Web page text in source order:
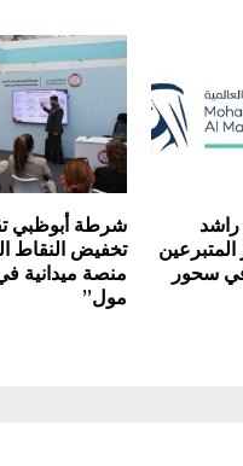
المتبرعين
سحور
شرطة أبوظبي
تخفيض النقاط
منصة ميدانية
مول”